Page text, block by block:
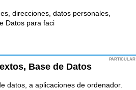
direcciones, datos personales,
Datos para faci
PARTICULAR
Base de Datos
datos, a aplicaciones de ordenador.